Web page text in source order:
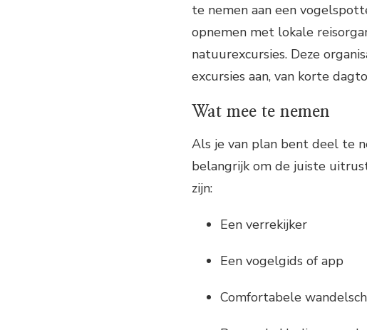
te nemen aan een
opnemen met lokale
natuurexcursies. Deze
excursies aan, van korte
Wat mee te nemen
Als je van plan bent deel te
belangrijk om de juiste
zijn:
Een verrekijker
Een vogelgids of app
Comfortabele